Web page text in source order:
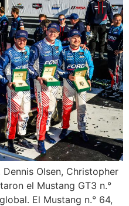
Olsen, Christopher
el Mustang GT3 n.°
El Mustang n.° 64,